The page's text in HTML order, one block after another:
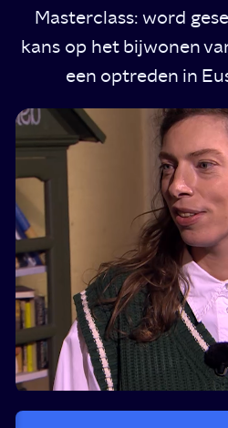
Masterclass: word
kans op het bijwonen
een optreden in